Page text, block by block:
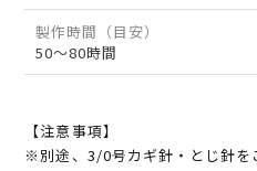
製作時間（目安）
50～80時間
【注意事項】
※別途、3/0号カギ針・とじ針を